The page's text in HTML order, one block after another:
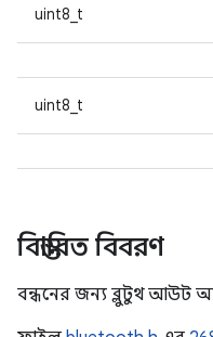
uint8_t
uint8_t
বিস্তারিত বিবরণ
বন্ধনের জন্য ব্লুটুথ আউট